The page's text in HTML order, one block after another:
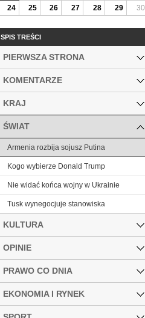
24
25 26 27 28 29 30
SPIS TREŚCI
PIERWSZA STRONA
KOMENTARZE
KRAJ
ŚWIAT
Armenia rozbija sojusz Putina
Kogo wybierze Donald Trump
Nie widać końca wojny w Ukrainie
Tusk wynegocjuje stanowiska
KULTURA
OPINIE
PRAWO CO DNIA
EKONOMIA I RYNEK